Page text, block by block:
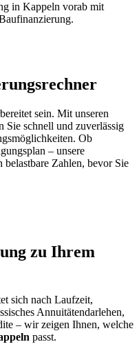
in Kappeln vorab mit
sein. Mit unseren
Sie schnell und zuverlässig
Ob
– unsere
Zahlen, bevor Sie
zu Ihrem
sich nach Laufzeit,
Annuitätendarlehen,
– wir zeigen Ihnen, welche
passt.